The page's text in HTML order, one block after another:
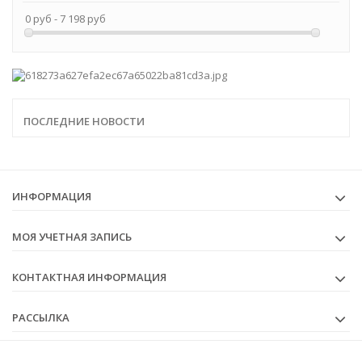
R20/D
0 руб - 7 198 руб
ПОСЛЕДНИЕ НОВОСТИ
ИНФОРМАЦИЯ
МОЯ УЧЕТНАЯ ЗАПИСЬ
КОНТАКТНАЯ ИНФОРМАЦИЯ
РАССЫЛКА